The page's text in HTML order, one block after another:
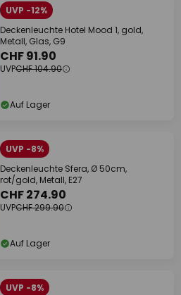
UVP -12%
Deckenleuchte Hotel Mood 1, gold,
Metall, Glas, G9
CHF 91.90
UVPCHF 104.90
Auf Lager
UVP -8%
Deckenleuchte Sfera, Ø 50cm,
rot/gold, Metall, E27
CHF 274.90
UVPCHF 299.90
Auf Lager
UVP -8%